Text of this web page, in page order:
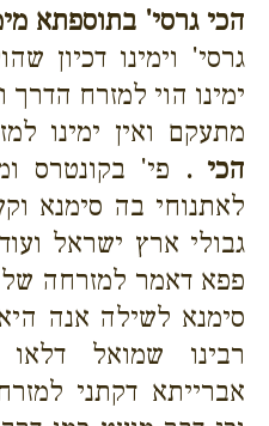
הכי גרסי' בתוספתא
גרסי' וימינו דכיון
ימינו הוי למזרח
מתעקם ואין ימינו
הכי . פי' בקונטרס
לאתנוחי בה סימנא
גבולי ארץ ישראל
פפא דאמר למזרחה
סימנא לשילה אנה
רבינו שמואל
אברייתא דקתני